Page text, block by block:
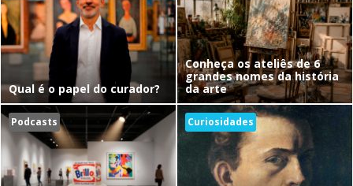
Qual é o papel do curador?
Conheça os ateliês de 6
grandes nomes da história
da arte
Podcasts Curiosidades